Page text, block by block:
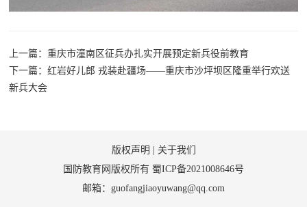
上一篇：重庆市潼南区征兵办扎实开展预定新兵役前教育
下一篇：红岩好儿郎 戎装赴疆场——重庆市沙坪坝区隆重举行欢送
新兵大会
版权声明
关于我们
国防教育网版权所有 蜀ICP备2021008646号
邮箱：guofangjiaoyuwang@qq.com